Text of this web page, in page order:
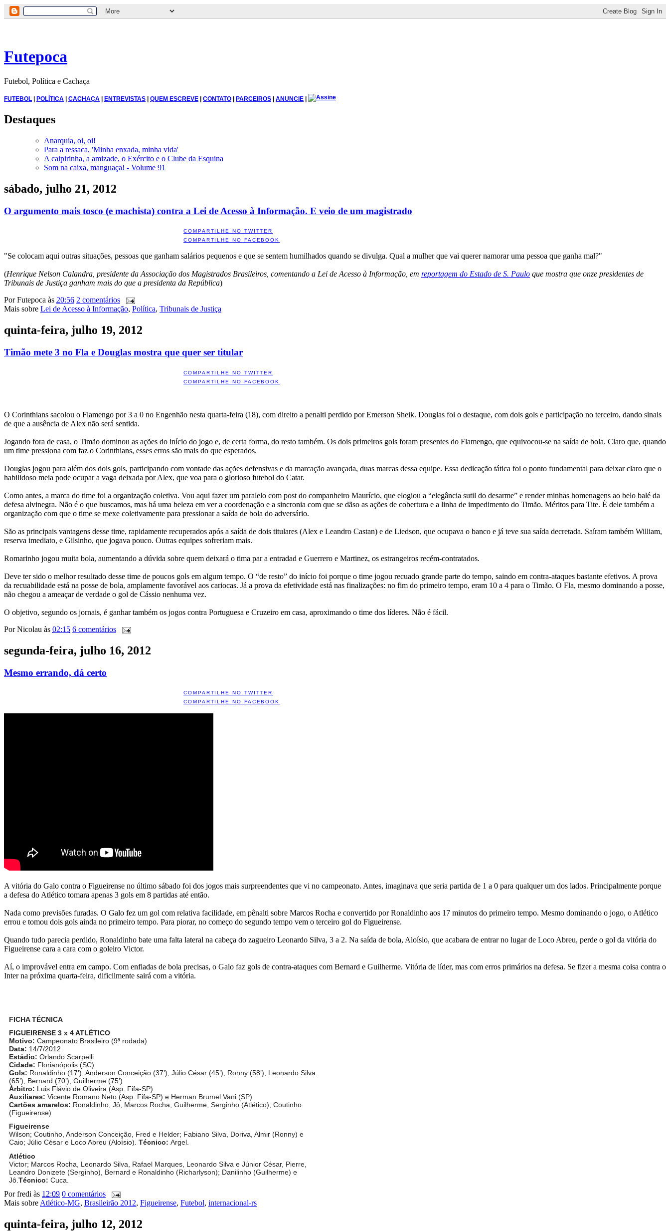
Futepoca
Futebol, Política e Cachaça
FUTEBOL | POLÍTICA | CACHAÇA | ENTREVISTAS | QUEM ESCREVE | CONTATO | PARCEIROS | ANUNCIE |
Destaques
Anarquia, oi, oi!
Para a ressaca, 'Minha enxada, minha vida'
A caipirinha, a amizade, o Exército e o Clube da Esquina
Som na caixa, manguaça! - Volume 91
sábado, julho 21, 2012
O argumento mais tosco (e machista) contra a Lei de Acesso à Informação. E veio de um magistrado
COMPARTILHE NO TWITTER
COMPARTILHE NO FACEBOOK
"Se colocam aqui outras situações, pessoas que ganham salários pequenos e que se sentem humilhados quando se divulga. Qual a mulher que vai querer namorar uma pessoa que ganha mal?"
(Henrique Nelson Calandra, presidente da Associação dos Magistrados Brasileiros, comentando a Lei de Acesso à Informação, em reportagem do Estado de S. Paulo que mostra que onze presidentes de
Tribunais de Justiça ganham mais do que a presidenta da República)
PorFutepoca às 20:56 2 comentários
Mais sobre Lei de Acesso à Informação, Política, Tribunais de Justiça
quinta-feira, julho 19, 2012
Timão mete 3 no Fla e Douglas mostra que quer ser titular
COMPARTILHE NO TWITTER
COMPARTILHE NO FACEBOOK
O Corinthians sacolou o Flamengo por 3 a 0 no Engenhão nesta quarta-feira (18), com direito a penalti perdido por Emerson Sheik. Douglas foi o destaque, com dois gols e participação no terceiro, dando sinais
de que a ausência de Alex não será sentida.
Jogando fora de casa, o Timão dominou as ações do início do jogo e, de certa forma, do resto também. Os dois primeiros gols foram presentes do Flamengo, que equivocou-se na saída de bola. Claro que, quando
um time pressiona com faz o Corinthians, esses erros são mais do que esperados.
Douglas jogou para além dos dois gols, participando com vontade das ações defensivas e da marcação avançada, duas marcas dessa equipe. Essa dedicação tática foi o ponto fundamental para deixar claro que o
habilidoso meia pode ocupar a vaga deixada por Alex, que voa para o glorioso futebol do Catar.
Como antes, a marca do time foi a organização coletiva. Vou aqui fazer um paralelo com post do companheiro Maurício, que elogiou a “elegância sutil do desarme” e render minhas homenagens ao belo balé da
defesa alvinegra. Não é o que buscamos, mas há uma beleza em ver a coordenação e a sincronia com que se dãso as ações de cobertura e a linha de impedimento do Timão. Méritos para Tite. É dele também a
organização com que o time se mexe coletivamente para pressionar a saída de bola do adversário.
São as principais vantagens desse time, rapidamente recuperados após a saída de dois titulares (Alex e Leandro Castan) e de Liedson, que ocupava o banco e já teve sua saída decretada. Saíram também William,
reserva imediato, e Gilsinho, que jogava pouco. Outras equipes sofreriam mais.
Romarinho jogou muita bola, aumentando a dúvida sobre quem deixará o tima par a entradad e Guerrero e Martinez, os estrangeiros recém-contratados.
Deve ter sido o melhor resultado desse time de poucos gols em algum tempo. O “de resto” do início foi porque o time jogou recuado grande parte do tempo, saindo em contra-ataques bastante efetivos. A prova
da recuabilidade está na posse de bola, amplamente favorável aos cariocas. Já a prova da efetividade está nas finalizações: no fim do primeiro tempo, eram 10 a 4 para o Timão. O Fla, mesmo dominando a posse,
não chegou a ameaçar de verdade o gol de Cássio nenhuma vez.
O objetivo, segundo os jornais, é ganhar também os jogos contra Portuguesa e Cruzeiro em casa, aproximando o time dos líderes. Não é fácil.
PorNicolau às 02:15 6 comentários
segunda-feira, julho 16, 2012
Mesmo errando, dá certo
COMPARTILHE NO TWITTER
COMPARTILHE NO FACEBOOK
A vitória do Galo contra o Figueirense no último sábado foi dos jogos mais surpreendentes que vi no campeonato. Antes, imaginava que seria partida de 1 a 0 para qualquer um dos lados. Principalmente porque
a defesa do Atlético tomara apenas 3 gols em 8 partidas até então.
Nada como previsões furadas. O Galo fez um gol com relativa facilidade, em pênalti sobre Marcos Rocha e convertido por Ronaldinho aos 17 minutos do primeiro tempo. Mesmo dominando o jogo, o Atlético
errou e tomou dois gols ainda no primeiro tempo. Para piorar, no começo do segundo tempo vem o terceiro gol do Figueirense.
Quando tudo parecia perdido, Ronaldinho bate uma falta lateral na cabeça do zagueiro Leonardo Silva, 3 a 2. Na saída de bola, Aloísio, que acabara de entrar no lugar de Loco Abreu, perde o gol da vitória do
Figueirense cara a cara com o goleiro Victor.
Aí, o improvável entra em campo. Com enfiadas de bola precisas, o Galo faz gols de contra-ataques com Bernard e Guilherme. Vitória de líder, mas com erros primários na defesa. Se fizer a mesma coisa contra o
Inter na próxima quarta-feira, dificilmente sairá com a vitória.
FICHA TÉCNICA
FIGUEIRENSE 3 x 4 ATLÉTICO
Motivo: Campeonato Brasileiro (9ª rodada)
Data: 14/7/2012
Estádio: Orlando Scarpelli
Cidade: Florianópolis (SC)
Gols: Ronaldinho (17’), Anderson Conceição (37’), Júlio César (45’), Ronny (58’), Leonardo Silva
(65’), Bernard (70’), Guilherme (75’)
Árbitro: Luis Flávio de Oliveira (Asp. Fifa-SP)
Auxiliares: Vicente Romano Neto (Asp. Fifa-SP) e Herman Brumel Vani (SP)
Cartões amarelos: Ronaldinho, Jô, Marcos Rocha, Guilherme, Serginho (Atlético); Coutinho
(Figueirense)
Figueirense
Wilson; Coutinho, Anderson Conceição, Fred e Helder; Fabiano Silva, Doriva, Almir (Ronny) e
Caio; Júlio César e Loco Abreu (Aloísio). Técnico: Argel.
Atlético
Victor; Marcos Rocha, Leonardo Silva, Rafael Marques, Leonardo Silva e Júnior César, Pierre,
Leandro Donizete (Serginho), Bernard e Ronaldinho (Richarlyson); Danilinho (Guilherme) e
Jô. Técnico: Cuca.
Porfredi às 12:09 0 comentários
Mais sobre Atlético-MG, Brasileirão 2012, Figueirense, Futebol, internacional-rs
quinta-feira, julho 12, 2012